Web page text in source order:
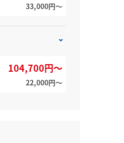
33,000円〜
104,700円～
22,000円〜